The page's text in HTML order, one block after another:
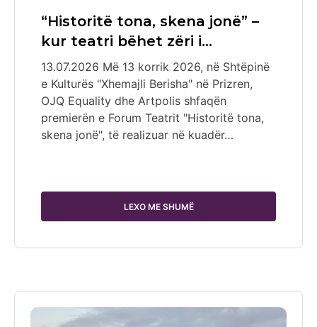
“Historitë tona, skena jonë” –
kur teatri bëhet zëri i…
13.07.2026 Më 13 korrik 2026, në Shtëpinë
e Kulturës "Xhemajli Berisha" në Prizren,
OJQ Equality dhe Artpolis shfaqën
premierën e Forum Teatrit "Historitë tona,
skena jonë", të realizuar në kuadër…
LEXO ME SHUMË